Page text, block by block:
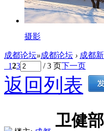
摄影
成都论坛»成都论坛 › 成都
123 / 3 页下一页
返回列表
卫健